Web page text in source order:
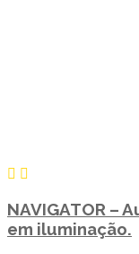
NAVIGATOR –
em iluminação.